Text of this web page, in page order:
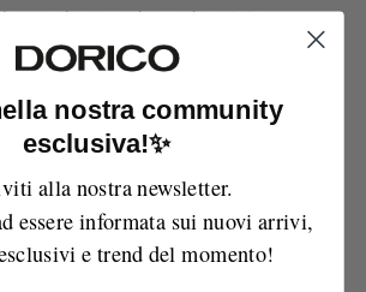
non può essere né resa né sostituita.
pressoVia Manzoni
nostra community
esclusiva!✨
alla nostra newsletter.
essere informata sui nuovi arrivi,
e trend del momento!